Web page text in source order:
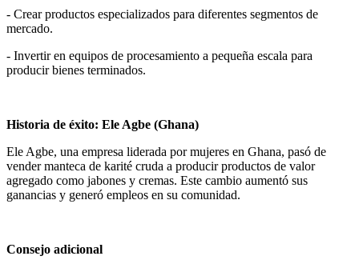
- Crear productos especializados para diferentes segmentos de
mercado.
- Invertir en equipos de procesamiento a pequeña escala para
producir bienes terminados.
Historia de éxito: Ele Agbe (Ghana)
Ele Agbe, una empresa liderada por mujeres en Ghana, pasó de
vender manteca de karité cruda a producir productos de valor
agregado como jabones y cremas. Este cambio aumentó sus
ganancias y generó empleos en su comunidad.
Consejo adicional